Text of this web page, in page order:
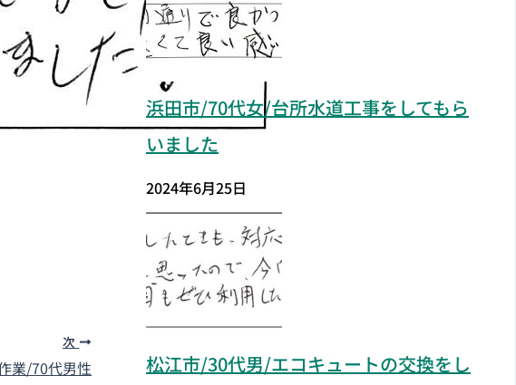
次
業/70代男性
浜田市/70代女/台所水道工事をしてもら
いました
2024年6月25日
松江市/30代男/エコキュートの交換をし